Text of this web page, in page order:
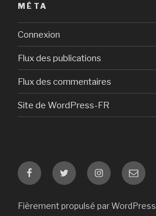
MÉTA
Connexion
Flux des publications
Flux des commentaires
Site de WordPress-FR
FacebookTwitter Instagram
E-
mail
Fièrement propulsé par WordPress